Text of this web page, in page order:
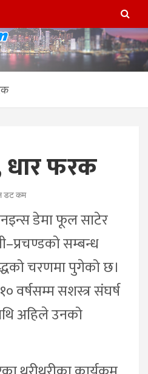
हङकङबाट
अनलाईन
hk nepal com
फरक
डट कम
डेमा फूल साटेर
सम्बन्ध
चरणमा पुगेको छ।
वर्षसम्म सशस्त्र संघर्ष
अहिले उनको